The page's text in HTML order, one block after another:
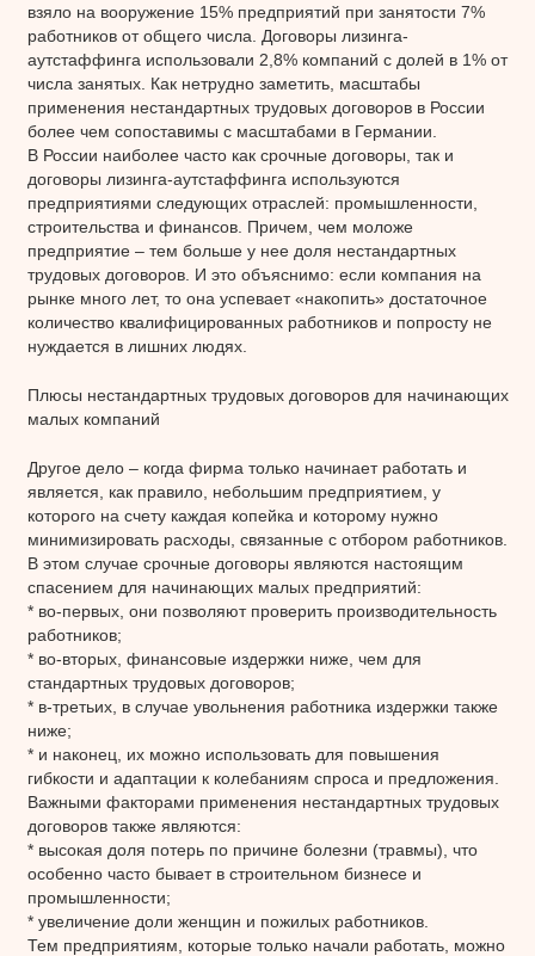
взяло на вооружение 15% предприятий при занятости 7%
работников от общего числа. Договоры лизинга-
аутстаффинга использовали 2,8% компаний с долей в 1% от
числа занятых. Как нетрудно заметить, масштабы
применения нестандартных трудовых договоров в России
более чем сопоставимы с масштабами в Германии.
В России наиболее часто как срочные договоры, так и
договоры лизинга-аутстаффинга используются
предприятиями следующих отраслей: промышленности,
строительства и финансов. Причем, чем моложе
предприятие – тем больше у нее доля нестандартных
трудовых договоров. И это объяснимо: если компания на
рынке много лет, то она успевает «накопить» достаточное
количество квалифицированных работников и попросту не
нуждается в лишних людях.
Плюсы нестандартных трудовых договоров для начинающих
малых компаний
Другое дело – когда фирма только начинает работать и
является, как правило, небольшим предприятием, у
которого на счету каждая копейка и которому нужно
минимизировать расходы, связанные с отбором работников.
В этом случае срочные договоры являются настоящим
спасением для начинающих малых предприятий:
* во-первых, они позволяют проверить производительность
работников;
* во-вторых, финансовые издержки ниже, чем для
стандартных трудовых договоров;
* в-третьих, в случае увольнения работника издержки также
ниже;
* и наконец, их можно использовать для повышения
гибкости и адаптации к колебаниям спроса и предложения.
Важными факторами применения нестандартных трудовых
договоров также являются:
* высокая доля потерь по причине болезни (травмы), что
особенно часто бывает в строительном бизнесе и
промышленности;
* увеличение доли женщин и пожилых работников.
Тем предприятиям, которые только начали работать, можно